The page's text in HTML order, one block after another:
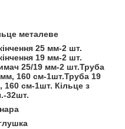
металеве
25 мм-2 шт.
19 мм-2 шт.
25/19 мм-2 шт.Труба
160 см-1шт.Труба 19
160 см-1шт. Кільце з
32шт.